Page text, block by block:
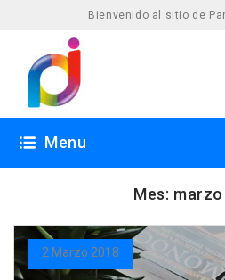
Bienvenido al sitio de
Menu
Mes: marzo
2 Marzo 2018